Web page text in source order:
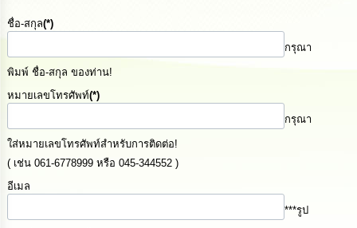
No
Gift
Policy
การ
ดำเนิน
การ
เพื่อ
ป้องกัน
การ
ชื่อ-สกุล(*)
กรุณา
พิมพ์ ชื่อ-สกุล ของท่าน!
หมายเลขโทรศัพท์(*)
กรุณา
ใส่หมายเลขโทรศัพท์สำหรับการติดต่อ!
( เช่น 061-6778999 หรือ 045-344552 )
อีเมล
***รูป